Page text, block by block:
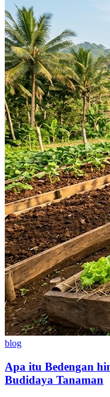
blog
Apa itu Bedengan
Budidaya Tanaman